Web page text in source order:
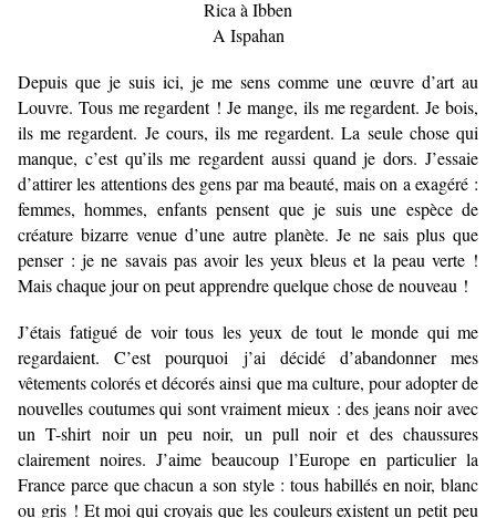
Rica à Ibben
A Ispahan
Depuis que je suis ici, je me sens comme une œuvre d’art au
Louvre. Tous me regardent ! Je mange, ils me regardent. Je bois,
ils me regardent. Je cours, ils me regardent. La seule chose qui
manque, c’est qu’ils me regardent aussi quand je dors. J’essaie
d’attirer les attentions des gens par ma beauté, mais on a exagéré :
femmes, hommes, enfants pensent que je suis une espèce de
créature bizarre venue d’une autre planète. Je ne sais plus que
penser : je ne savais pas avoir les yeux bleus et la peau verte !
Mais chaque jour on peut apprendre quelque chose de nouveau !
J’étais fatigué de voir tous les yeux de tout le monde qui me
regardaient. C’est pourquoi j’ai décidé d’abandonner mes
vêtements colorés et décorés ainsi que ma culture, pour adopter de
nouvelles coutumes qui sont vraiment mieux : des jeans noir avec
un T-shirt noir un peu noir, un pull noir et des chaussures
clairement noires. J’aime beaucoup l’Europe en particulier la
France parce que chacun a son style : tous habillés en noir, blanc
ou gris ! Et moi qui croyais que les couleurs existent un petit peu